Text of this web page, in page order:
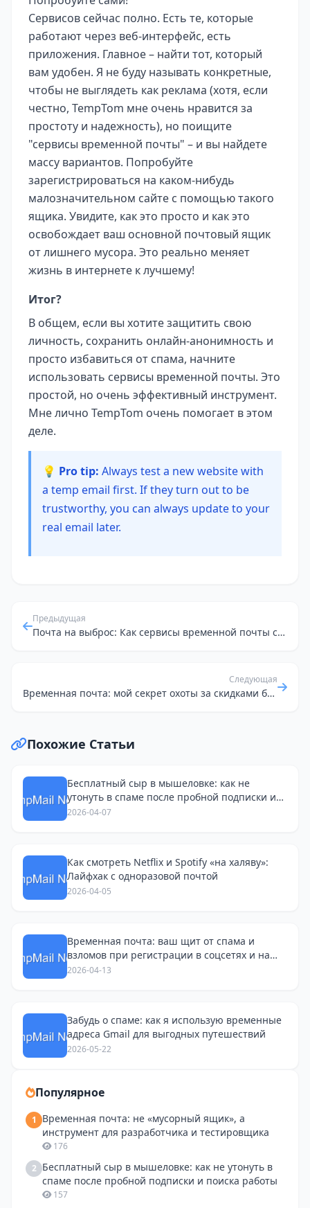
Сервисов сейчас полно. Есть те, которые
работают через веб-интерфейс, есть
приложения. Главное – найти тот, который
вам удобен. Я не буду называть конкретные,
чтобы не выглядеть как реклама (хотя, если
честно, TempTom мне очень нравится за
простоту и надежность), но поищите
"сервисы временной почты" – и вы найдете
массу вариантов. Попробуйте
зарегистрироваться на каком-нибудь
малозначительном сайте с помощью такого
ящика. Увидите, как это просто и как это
освобождает ваш основной почтовый ящик
от лишнего мусора. Это реально меняет
жизнь в интернете к лучшему!
Итог?
В общем, если вы хотите защитить свою
личность, сохранить онлайн-анонимность и
просто избавиться от спама, начните
использовать сервисы временной почты. Это
простой, но очень эффективный инструмент.
Мне лично TempTom очень помогает в этом
деле.
💡 Pro tip: Always test a new website with
a temp email first. If they turn out to be
trustworthy, you can always update to your
real email later.
Предыдущая
Почта на выброс: Как сервисы временной почты спасают мой основной ящик от спама
Следующая
Временная почта: мой секрет охоты за скидками без спама
Похожие Статьи
Бесплатный сыр в мышеловке: как не
утонуть в спаме после пробной подписки и
поиска работы
2026-04-07
Как смотреть Netflix и Spotify «на халяву»:
Лайфхак с одноразовой почтой
2026-04-05
Временная почта: ваш щит от спама и
взломов при регистрации в соцсетях и на
Avito
2026-04-13
Забудь о спаме: как я использую временные
адреса Gmail для выгодных путешествий
2026-05-22
Популярное
1
Временная почта: не «мусорный ящик», а
инструмент для разработчика и тестировщика
176
2 Бесплатный сыр в мышеловке: как не утонуть в
спаме после пробной подписки и поиска работы
157